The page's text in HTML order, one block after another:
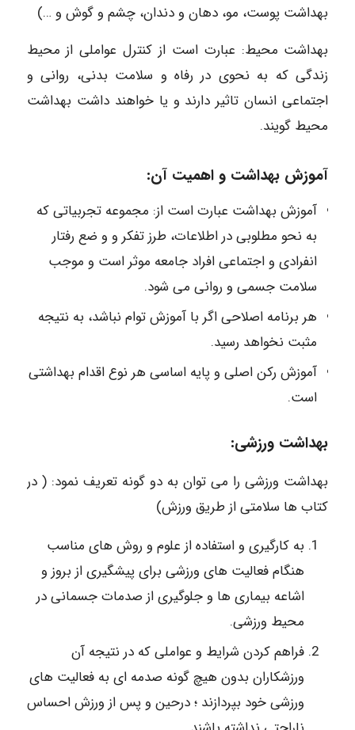
بهداشت پوست، مو، دهان و دندان، چشم و گوش و …)
بهداشت محیط: عبارت است از کنترل عواملی از محیط
زندگی که به نحوی در رفاه و سلامت بدنی، روانی و
اجتماعی انسان تاثیر دارند و یا خواهند داشت بهداشت
محیط گویند.
آموزش بهداشت و اهمیت آن:
آموزش بهداشت عبارت است از: مجموعه تجربیاتی که
به نحو مطلوبی در اطلاعات، طرز تفکر و و ضع رفتار
انفرادی و اجتماعی افراد جامعه موثر است و موجب
سلامت جسمی و روانی می شود.
هر برنامه اصلاحی اگر با آموزش توام نباشد، به نتیجه
مثبت نخواهد رسید.
آموزش رکن اصلی و پایه اساسی هر نوع اقدام بهداشتی
است.
بهداشت ورزشی:
بهداشت ورزشی را می توان به دو گونه تعریف نمود: ( در
کتاب ها سلامتی از طریق ورزش)
به کارگیری و استفاده از علوم و روش های مناسب
هنگام فعالیت های ورزشی برای پیشگیری از بروز و
اشاعه بیماری ها و جلوگیری از صدمات جسمانی در
محیط ورزشی.
فراهم کردن شرایط و عواملی که در نتیجه آن
ورزشکاران بدون هیچ گونه صدمه ای به فعالیت های
ورزشی خود بپردازند ؛ درحین و پس از ورزش احساس